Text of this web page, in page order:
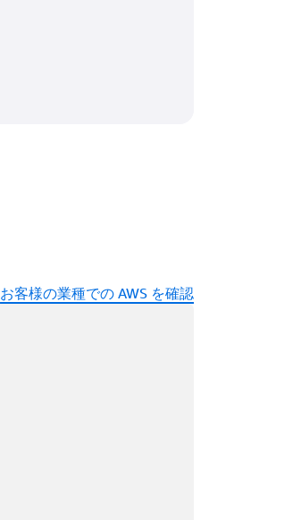
お客様の業種での AWS を確認